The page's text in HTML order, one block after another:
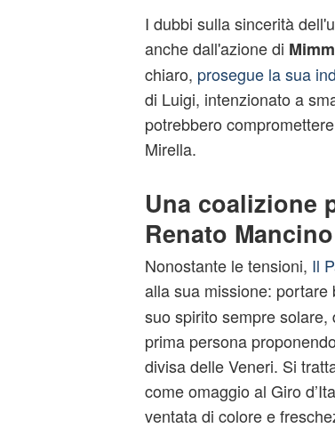
I dubbi sulla sincerità
anche dall'azione di
chiaro, prosegue la sua
di Luigi, intenzionato a
potrebbero
Mirella.
Una coalizione
Renato Mancino
Nonostante le tensioni, Il
alla sua missione: portare
suo spirito sempre
prima persona
divisa delle Veneri. Si
come omaggio al Giro
ventata di colore e